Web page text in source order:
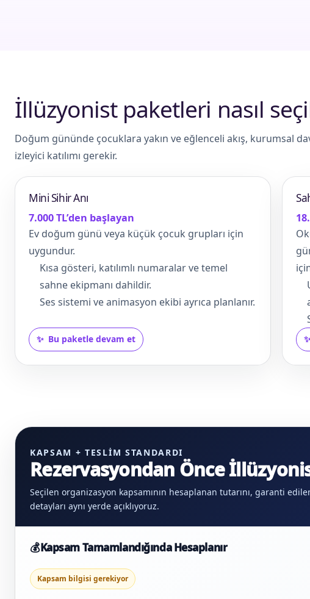
İllüzyonist paketleri nasıl
Doğum gününde çocuklara yakın ve eğlenceli akış, kurumsal
izleyici katılımı gerekir.
Mini Sihir Anı
7.000 TL’den başlayan
Ev doğum günü veya küçük çocuk grupları için
uygundur.
Kısa gösteri, katılımlı numaralar ve temel
sahne ekipmanı dahildir.
Ses sistemi ve animasyon ekibi ayrıca planlanır.
Bu paketle devam et
KAPSAM + TESLIM STANDARDI
Rezervasyondan Önce
Seçilen organizasyon kapsamının hesaplanan tutarını, garanti
detayları aynı yerde açıklıyoruz.
💰Kapsam Tamamlandığında Hesaplanır
Kapsam bilgisi gerekiyor